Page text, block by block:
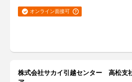
オンライン面接可
株式会社サカイ引越センター 高松